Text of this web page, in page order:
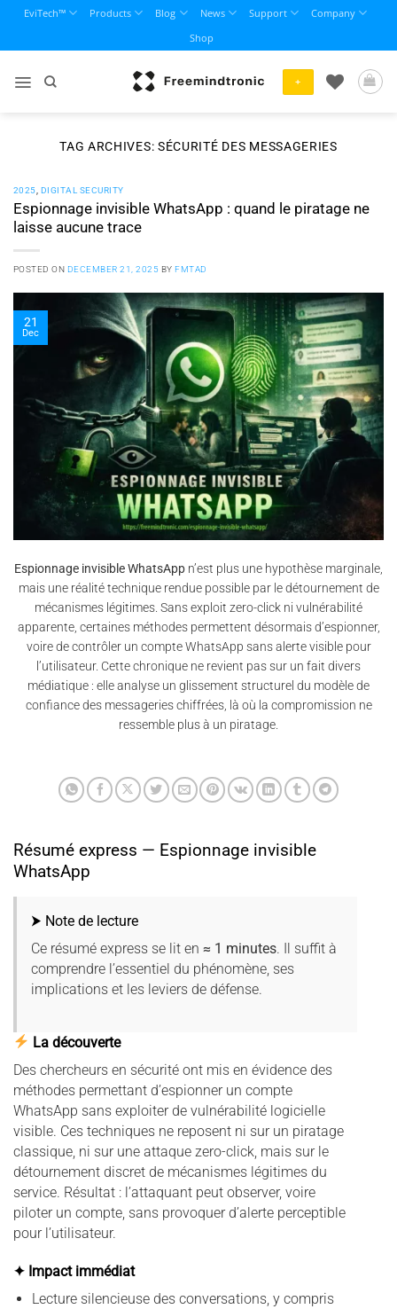
content
EviTech™ Products Blog News Support
Company
Shop
+
TAG ARCHIVES: SÉCURITÉ DES MESSAGERIES
2025 DIGITAL SECURITY
Espionnage invisible WhatsApp : quand le piratage ne
laisse aucune trace
POSTED ON DECEMBER 21, 2025 BYFMTAD
21
Dec
Espionnage invisible WhatsApp n’est plus une hypothèse marginale,
mais une réalité technique rendue possible par le détournement de
mécanismes légitimes. Sans exploit zero-click ni vulnérabilité
apparente, certaines méthodes permettent désormais d’espionner,
voire de contrôler un compte WhatsApp sans alerte visible pour
l’utilisateur. Cette chronique ne revient pas sur un fait divers
médiatique : elle analyse un glissement structurel du modèle de
confiance des messageries chiffrées, là où la compromission ne
ressemble plus à un piratage.
Résumé express — Espionnage invisible
WhatsApp
⮞ Note de lecture
Ce résumé express se lit en ≈ 1 minutes. Il suffit à
comprendre l’essentiel du phénomène, ses
implications et les leviers de défense.
La découverte
Des chercheurs en sécurité ont mis en évidence des
méthodes permettant d’espionner un compte
WhatsApp sans exploiter de vulnérabilité logicielle
visible. Ces techniques ne reposent ni sur un piratage
classique, ni sur une attaque zero-click, mais sur le
détournement discret de mécanismes légitimes du
service. Résultat : l’attaquant peut observer, voire
piloter un compte, sans provoquer d’alerte perceptible
pour l’utilisateur.
✦ Impact immédiat
Lecture silencieuse des conversations, y compris